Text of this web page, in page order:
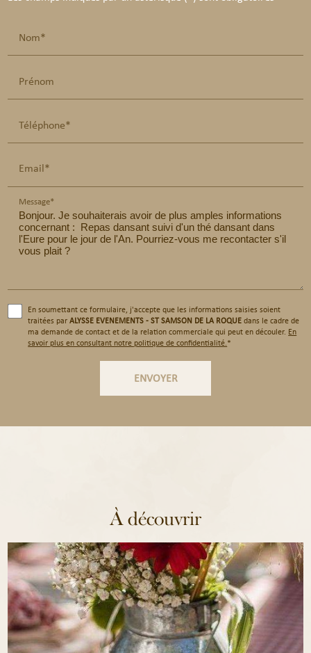
Nom*
Prénom
Téléphone*
Email*
Message*
En soumettant ce formulaire, j'accepte que les informations saisies soient
traitées parALYSSE EVENEMENTS - ST SAMSON DE LA ROQUEdans le cadre de
ma demande de contact et de la relation commerciale qui peut en découler. En
savoir plus en consultant notre politique de confidentialité.*
À découvrir